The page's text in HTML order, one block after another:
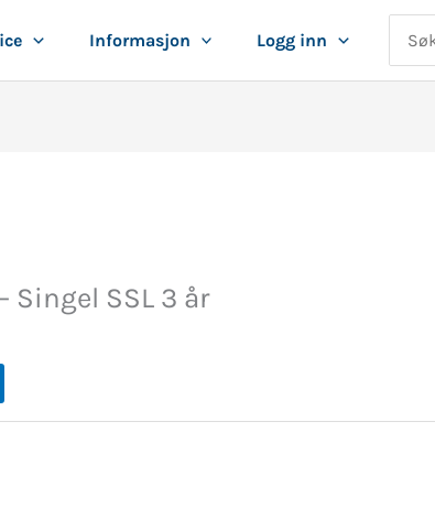
Informasjon Logg inn
for:
Singel SSL 3 år